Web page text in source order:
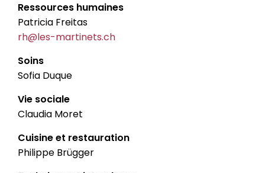
Ressources humaines
Patricia Freitas
rh@les-martinets.ch
Soins
Sofia Duque
Vie sociale
Claudia Moret
Cuisine et restauration
Philippe Brügger